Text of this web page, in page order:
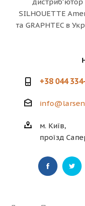
SILHOUETTE
та GRAPHTEC в
+38 044
м. Київ,
проїзд